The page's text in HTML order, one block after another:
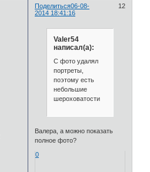
Поделиться 12
06-08-
2014 18:41:16
Valer54
написал(а):
С фото удалял
портреты,
поэтому есть
небольшие
шероховатости
Валера, а можно показать
полное фото?
0